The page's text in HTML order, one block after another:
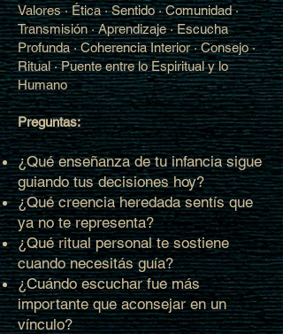
Valores · Ética · Sentido · Comunidad ·
Transmisión · Aprendizaje · Escucha
Profunda · Coherencia Interior · Consejo ·
Ritual · Puente entre lo Espiritual y lo
Humano
Preguntas:
¿Qué enseñanza de tu infancia sigue
guiando tus decisiones hoy?
¿Qué creencia heredada sentís que
ya no te representa?
¿Qué ritual personal te sostiene
cuando necesitás guía?
¿Cuándo escuchar fue más
importante que aconsejar en un
vínculo?